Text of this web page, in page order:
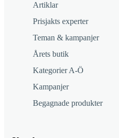
Artiklar
Prisjakts experter
Teman & kampanjer
Årets butik
Kategorier A-Ö
Kampanjer
Begagnade produkter